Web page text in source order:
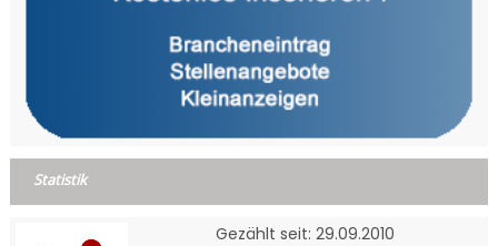
Statistik
Gezählt seit: 29.09.2010